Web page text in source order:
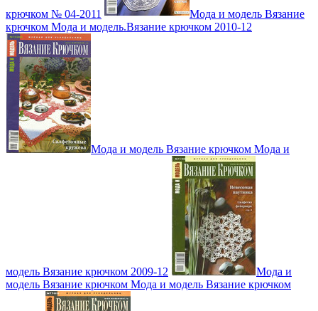
крючком № 04-2011
Мода и модель Вязание
крючком Мода и модель.Вязание крючком 2010-12
Мода и модель Вязание крючком Мода и
модель Вязание крючком 2009-12
Мода и
модель Вязание крючком Мода и модель Вязание крючком